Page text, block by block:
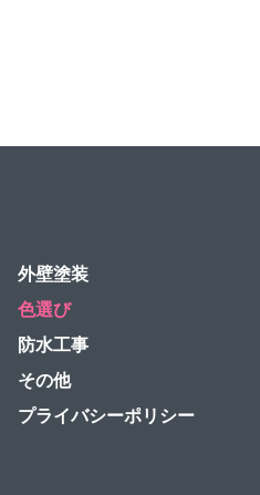
外壁塗装
色選び
防水工事
その他
プライバシーポリシー